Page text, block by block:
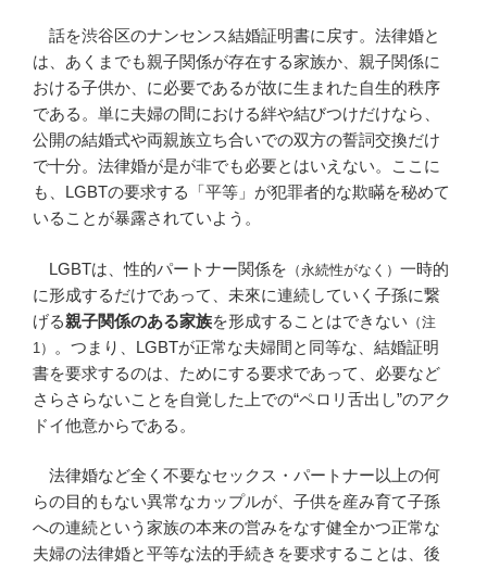
話を渋谷区のナンセンス結婚証明書に戻す。法律婚と
は、あくまでも親子関係が存在する家族か、親子関係に
おける子供か、に必要であるが故に生まれた自生的秩序
である。単に夫婦の間における絆や結びつけだけなら、
公開の結婚式や両親族立ち合いでの双方の誓詞交換だけ
で十分。法律婚が是が非でも必要とはいえない。ここに
も、LGBTの要求する「平等」が犯罪者的な欺瞞を秘めて
いることが暴露されていよう。
LGBTは、性的パートナー関係を （永続性がなく） 一時的
に形成するだけであって、未來に連続していく子孫に繋
げる親子関係のある家族を形成することはできない （注
1）
。つまり、LGBTが正常な夫婦間と同等な、結婚証明
書を要求するのは、ためにする要求であって、必要など
さらさらないことを自覚した上での“ペロリ舌出し”のアク
ドイ他意からである。
法律婚など全く不要なセックス・パートナー以上の何
らの目的もない異常なカップルが、子供を産み育て子孫
への連続という家族の本来の営みをなす健全かつ正常な
夫婦の法律婚と平等な法的手続きを要求することは、後